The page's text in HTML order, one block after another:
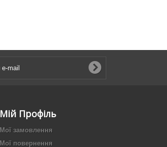
Мій Профіль
Мої замовлення
Мої повернення